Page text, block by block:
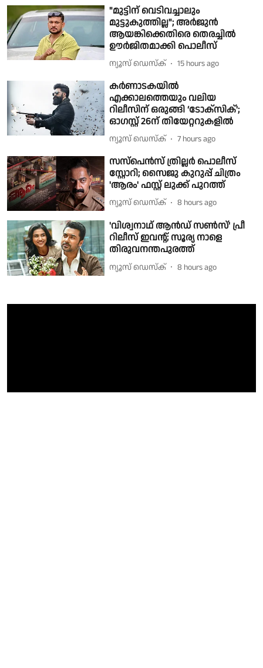
"മുട്ടിന് വെടിവച്ചാലും
മുട്ടുകുത്തില്ല"; അർജുൻ
ആയങ്കിക്കെതിരെ തെരച്ചിൽ
ഊർജിതമാക്കി പൊലീസ്
ന്യൂസ് ഡെസ്ക് 15 hours ago
കർണാടകയിൽ
എക്കാലത്തെയും വലിയ
റിലീസിന് ഒരുങ്ങി ‘ടോക്സിക്';
ഓഗസ്റ്റ് 26ന് തിയേറ്ററുകളിൽ
ന്യൂസ് ഡെസ്ക് 7 hours ago
സസ്‌പെൻസ് ത്രില്ലർ പൊലീസ്
സ്റ്റോറി; സൈജു കുറുപ്പ് ചിത്രം
'ആരം' ഫസ്റ്റ് ലുക്ക് പുറത്ത്
ന്യൂസ് ഡെസ്ക് 8 hours ago
'വിശ്വനാഥ് ആൻഡ് സൺസ്' പ്രീ
റിലീസ് ഇവന്റ്; സൂര്യ നാളെ
തിരുവനന്തപുരത്ത്
ന്യൂസ് ഡെസ്ക് 8 hours ago